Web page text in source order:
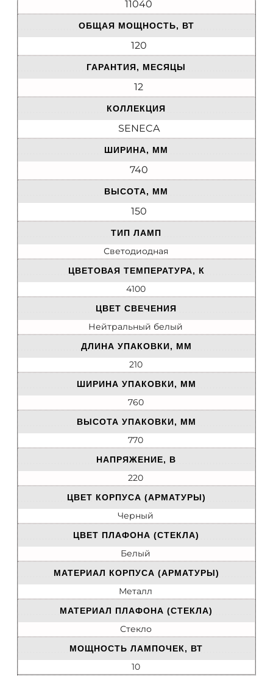
11040
ОБЩАЯ МОЩНОСТЬ, ВТ
120
ГАРАНТИЯ, МЕСЯЦЫ
12
КОЛЛЕКЦИЯ
SENECA
ШИРИНА, ММ
740
ВЫСОТА, ММ
150
ТИП ЛАМП
Светодиодная
ЦВЕТОВАЯ ТЕМПЕРАТУРА, К
4100
ЦВЕТ СВЕЧЕНИЯ
Нейтральный белый
ДЛИНА УПАКОВКИ, ММ
210
ШИРИНА УПАКОВКИ, ММ
760
ВЫСОТА УПАКОВКИ, ММ
770
НАПРЯЖЕНИЕ, В
220
ЦВЕТ КОРПУСА (АРМАТУРЫ)
Черный
ЦВЕТ ПЛАФОНА (СТЕКЛА)
Белый
МАТЕРИАЛ КОРПУСА (АРМАТУРЫ)
Металл
МАТЕРИАЛ ПЛАФОНА (СТЕКЛА)
Стекло
МОЩНОСТЬ ЛАМПОЧЕК, ВТ
10